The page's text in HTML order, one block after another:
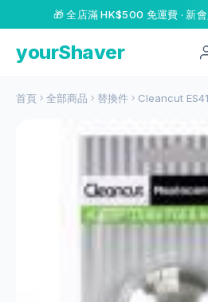
🎁 全店滿 HK$500 免運費 · 新
yourShaver
首頁 全部商品 替換件 Cleancut